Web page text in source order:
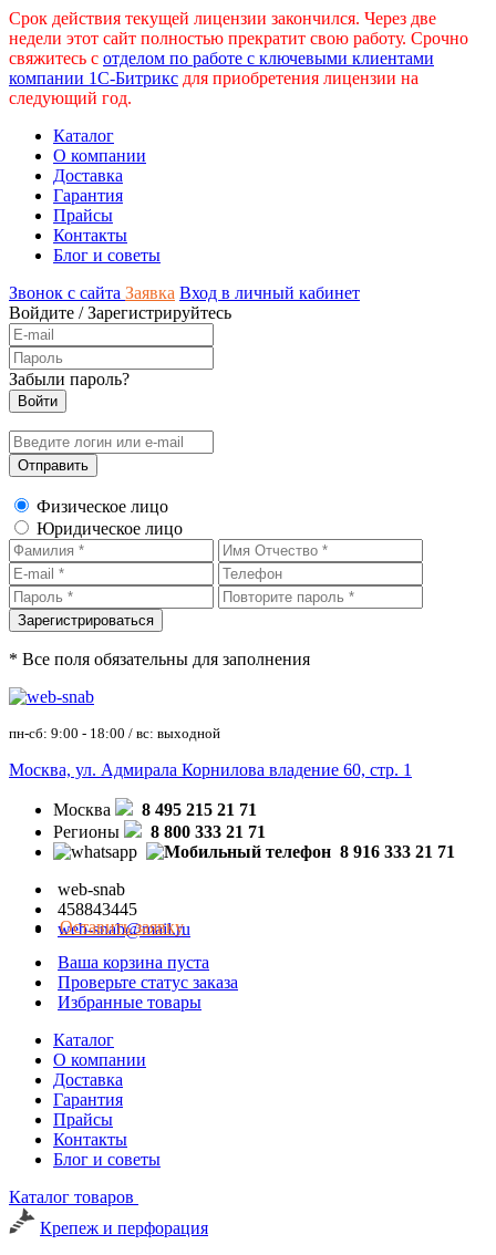
Срок действия текущей лицензии закончился. Через две
недели этот сайт полностью прекратит свою работу. Срочно
свяжитесь с отделом по работе с ключевыми клиентами
компании 1С-Битрикс для приобретения лицензии на
следующий год.
Каталог
О компании
Доставка
Гарантия
Прайсы
Контакты
Блог и советы
Звонок с сайта Заявка Вход в личный кабинет
Войдите /Зарегистрируйтесь
Забыли пароль?
Физическое лицо
Юридическое лицо
* Все поля обязательны для заполнения
пн-сб: 9:00 - 18:00 / вс: выходной
Москва, ул. Адмирала Корнилова владение 60, стр. 1
Москва
8 495 215 21 71
Регионы
8 800 333 21 71
8 916 333 21 71
web-snab
458843445
web-snab@mail.ru
Оставить заявку
Ваша корзина пуста
Проверьте статус заказа
Избранные товары
Каталог
О компании
Доставка
Гарантия
Прайсы
Контакты
Блог и советы
Каталог товаров
Крепеж и перфорация